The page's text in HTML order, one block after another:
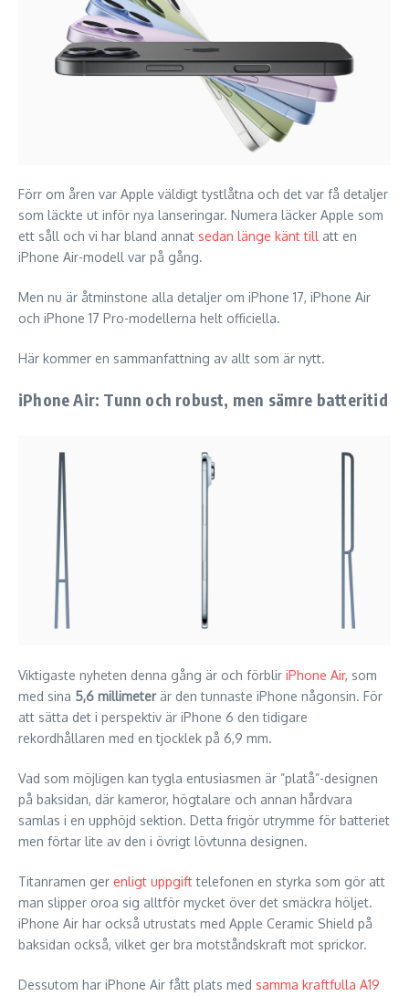
Förr om åren var Apple väldigt tystlåtna och det var få detaljer
som läckte ut inför nya lanseringar. Numera läcker Apple som
ett såll och vi har bland annat sedan länge känt till att en
iPhone Air-modell var på gång.
Men nu är åtminstone alla detaljer om iPhone 17, iPhone Air
och iPhone 17 Pro-modellerna helt officiella.
Här kommer en sammanfattning av allt som är nytt.
iPhone Air: Tunn och robust, men sämre batteritid
Viktigaste nyheten denna gång är och förblir iPhone Air, som
med sina 5,6 millimeterär den tunnaste iPhone någonsin. För
att sätta det i perspektiv är iPhone 6 den tidigare
rekordhållaren med en tjocklek på 6,9 mm.
Vad som möjligen kan tygla entusiasmen är ”platå”-designen
på baksidan, där kameror, högtalare och annan hårdvara
samlas i en upphöjd sektion. Detta frigör utrymme för batteriet
men förtar lite av den i övrigt lövtunna designen.
Titanramen ger enligt uppgifttelefonen en styrka som gör att
man slipper oroa sig alltför mycket över det smäckra höljet.
iPhone Air har också utrustats med Apple Ceramic Shield på
baksidan också, vilket ger bra motståndskraft mot sprickor.
Dessutom har iPhone Air fått plats med samma kraftfulla A19